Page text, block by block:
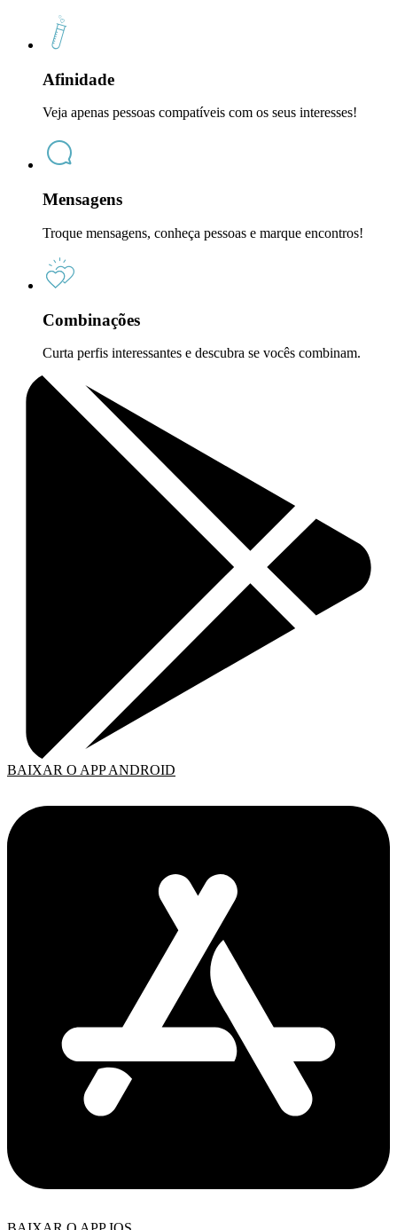
Afinidade
Veja apenas pessoas compatíveis com os seus interesses!
Mensagens
Troque mensagens, conheça pessoas e marque encontros!
Combinações
Curta perfis interessantes e descubra se vocês combinam.
BAIXAR O APP ANDROID